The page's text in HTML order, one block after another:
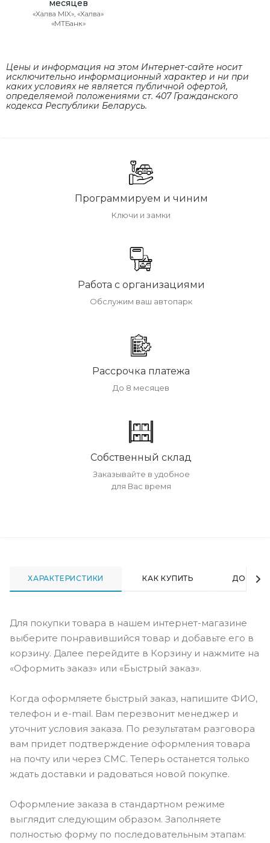
месяцев
«Халва MIX», «Халва»
«МТБанк»
Цены и информация на этом Интернет-сайте носит
исключительно информационный характер и ни при
каких условиях не является публичной офертой,
определяемой положениями cт. 407 Гражданского
кодекса Республики Беларусь.
Программируем и чиним
Ключи и замки
Работа с организациями
Обслужим ваш автопарк
Рассрочка платежа
До 8 месяцев
Собственный склад
Заказывайте в удобное
для Вас время
ХАРАКТЕРИСТИКИ КАК КУПИТЬ
Для покупки товара в нашем интернет-магазине
выберите понравившийся товар и добавьте его в
корзину. Далее перейдите в Корзину и нажмите на
«Оформить заказ» или «Быстрый заказ».
Когда оформляете быстрый заказ, напишите ФИО,
телефон и e-mail. Вам перезвонит менеджер и
уточнит условия заказа. По результатам разговора
вам придет подтверждение оформления товара
на почту или через СМС. Теперь останется только
ждать доставки и радоваться новой покупке.
Оформление заказа в стандартном режиме
выглядит следующим образом. Заполняете
полностью форму по последовательным этапам: